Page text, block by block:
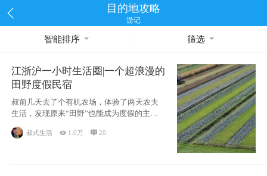
目的地攻略
游记
智能排序 筛选
江浙沪一小时生活圈|一个超浪漫的
田野度假民宿
叔前几天去了个有机农场，体验了两天农夫
生活，发现原来“田野”也能成为度假的主旋
律。江
叔式生活  1.0万 20